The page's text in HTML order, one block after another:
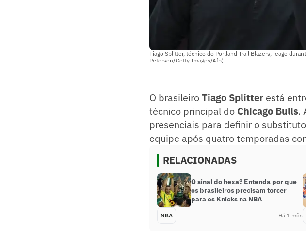
Tiago Splitter, técnico do Portland Trail Blazers, reage
Petersen/Getty Images/Afp)
O brasileiroTiago Splitter está
técnico principal do Chicago Bulls.
presenciais para definir o
equipe após quatro temporadas
RELACIONADAS
O sinal do hexa? Entenda por que
os brasileiros precisam torcer
para os Knicks na NBA
NBA Há 1 mês